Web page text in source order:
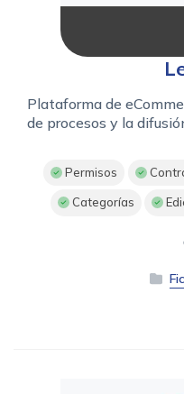
Plataforma de
de procesos y la
Permisos
Categorías